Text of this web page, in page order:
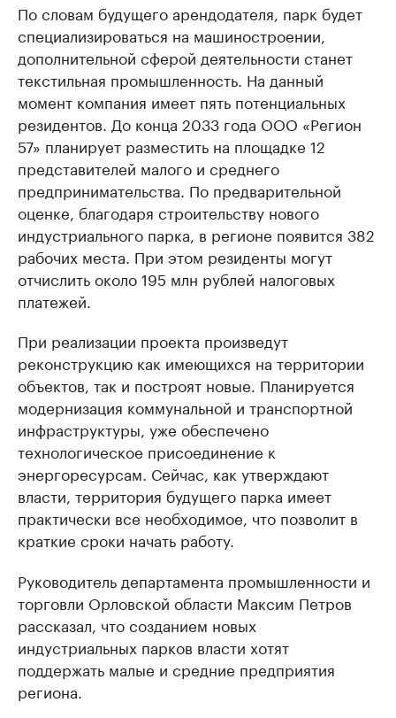
По словам будущего арендодателя, парк будет
специализироваться на машиностроении,
дополнительной сферой деятельности станет
текстильная промышленность. На данный
момент компания имеет пять потенциальных
резидентов. До конца 2033 года ООО «Регион
57» планирует разместить на площадке 12
представителей малого и среднего
предпринимательства. По предварительной
оценке, благодаря строительству нового
индустриального парка, в регионе появится 382
рабочих места. При этом резиденты могут
отчислить около 195 млн рублей налоговых
платежей.
При реализации проекта произведут
реконструкцию как имеющихся на территории
объектов, так и построят новые. Планируется
модернизация коммунальной и транспортной
инфраструктуры, уже обеспечено
технологическое присоединение к
энергоресурсам. Сейчас, как утверждают
власти, территория будущего парка имеет
практически все необходимое, что позволит в
краткие сроки начать работу.
Руководитель департамента промышленности и
торговли Орловской области Максим Петров
рассказал, что созданием новых
индустриальных парков власти хотят
поддержать малые и средние предприятия
региона.